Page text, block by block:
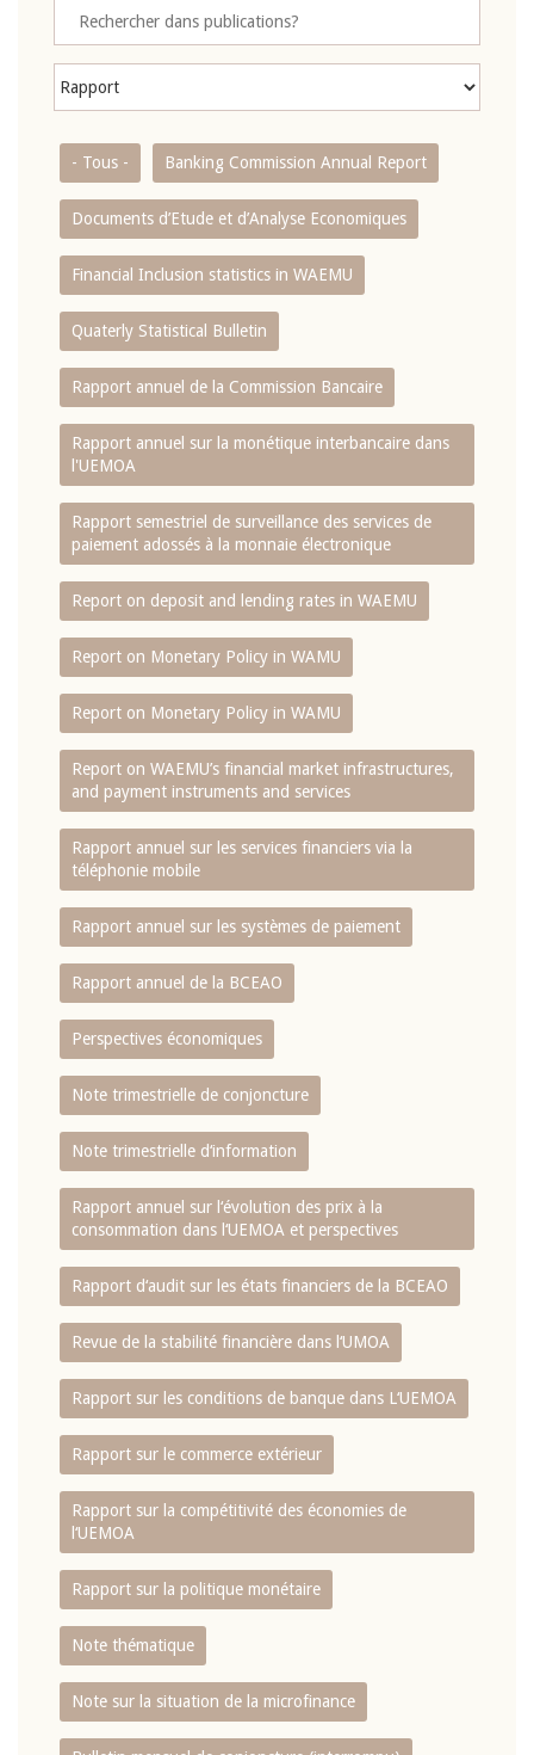
- Tous - Banking Commission Annual Report
Documents d’Etude et d’Analyse Economiques
Financial Inclusion statistics in WAEMU
Quaterly Statistical Bulletin
Rapport annuel de la Commission Bancaire
Rapport annuel sur la monétique interbancaire dans
l'UEMOA
Rapport semestriel de surveillance des services de
paiement adossés à la monnaie électronique
Report on deposit and lending rates in WAEMU
Report on Monetary Policy in WAMU
Report on Monetary Policy in WAMU
Report on WAEMU’s financial market infrastructures,
and payment instruments and services
Rapport annuel sur les services financiers via la
téléphonie mobile
Rapport annuel sur les systèmes de paiement
Rapport annuel de la BCEAO
Perspectives économiques
Note trimestrielle de conjoncture
Note trimestrielle d‘information
Rapport annuel sur l‘évolution des prix à la
consommation dans l‘UEMOA et perspectives
Rapport d‘audit sur les états financiers de la BCEAO
Revue de la stabilité financière dans l‘UMOA
Rapport sur les conditions de banque dans L‘UEMOA
Rapport sur le commerce extérieur
Rapport sur la compétitivité des économies de
l‘UEMOA
Rapport sur la politique monétaire
Note thématique
Note sur la situation de la microfinance